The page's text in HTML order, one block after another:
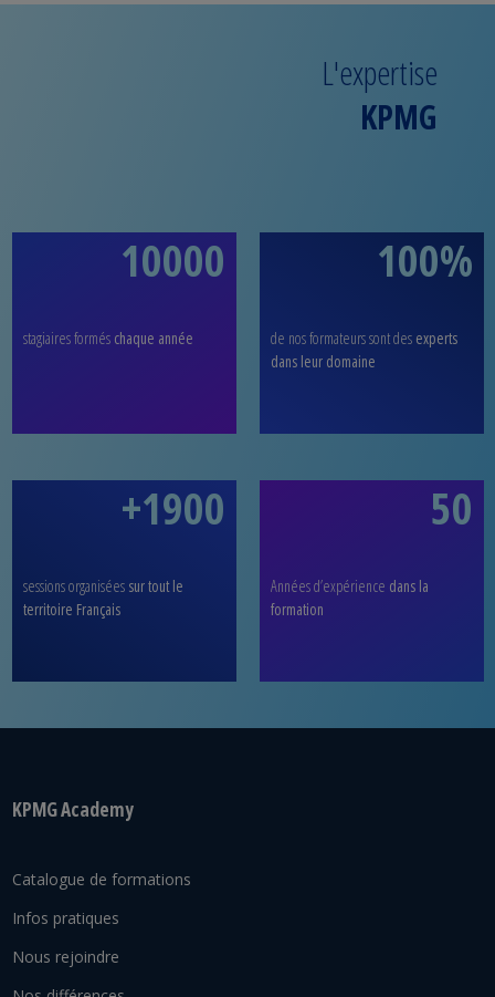
L'expertise
KPMG
10000
stagiaires formés chaque année
100%
de nos formateurs sont des experts
dans leur domaine
+1900
sessions organisées sur tout le
territoire Français
50
Années d’expérience dans la
formation
KPMG Academy
Catalogue de formations
Infos pratiques
Nous rejoindre